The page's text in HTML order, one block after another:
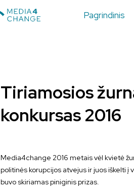
Pagrindinis
Tiriamosios
konkursas 2016
Media4change 2016 metais vėl kvietė
politinės korupcijos atvejus ir juos iškelti į
buvo skiriamas piniginis prizas.